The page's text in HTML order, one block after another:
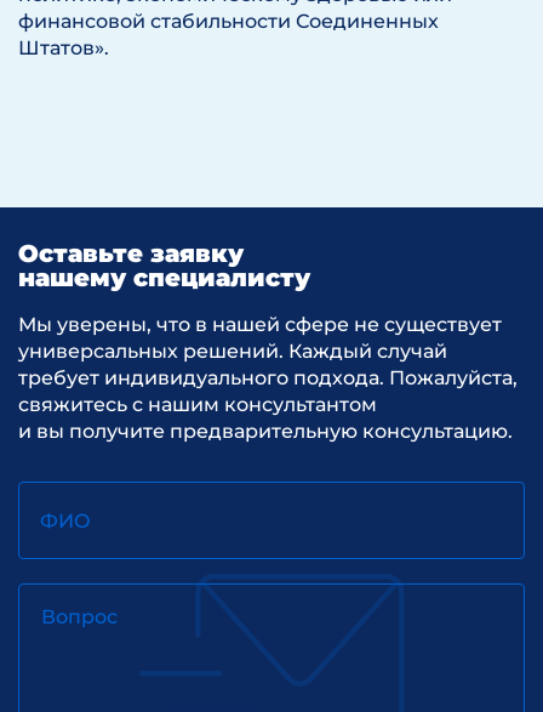
финансовой стабильности Соединенных
Штатов».
Оставьте заявку
нашему специалисту
Мы уверены, что в нашей сфере не существует
универсальных решений. Каждый случай
требует индивидуального подхода. Пожалуйста,
свяжитесь с нашим консультантом
и вы получите предварительную консультацию.
ФИО
Вопрос